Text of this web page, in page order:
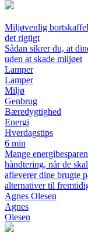
Miljøvenlig
det rigtigt
Sådan sikrer du, at
uden at skade miljøet
Lamper
Lamper
Miljø
Genbrug
Bæredygtighed
Energi
Hverdagstips
6 min
Mange
håndtering, når de
afleverer dine brugte
alternativer til
Agnes Olesen
Agnes
Olesen